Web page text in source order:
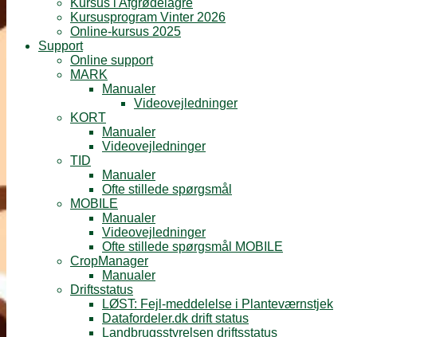
Kursus i Afgrødelagre
Kursusprogram Vinter 2026
Online-kursus 2025
Support
Online support
MARK
Manualer
Videovejledninger
KORT
Manualer
Videovejledninger
TID
Manualer
Ofte stillede spørgsmål
MOBILE
Manualer
Videovejledninger
Ofte stillede spørgsmål MOBILE
CropManager
Manualer
Driftsstatus
LØST: Fejl-meddelelse i Planteværnstjek
Datafordeler.dk drift status
Landbrugsstyrelsen driftsstatus